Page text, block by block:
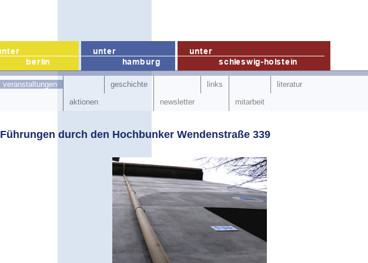
veranstaltungen
aktionen
geschichte
newsletter
links
mitarbeit
literatur
Führungen durch den Hochbunker Wendenstraße 339